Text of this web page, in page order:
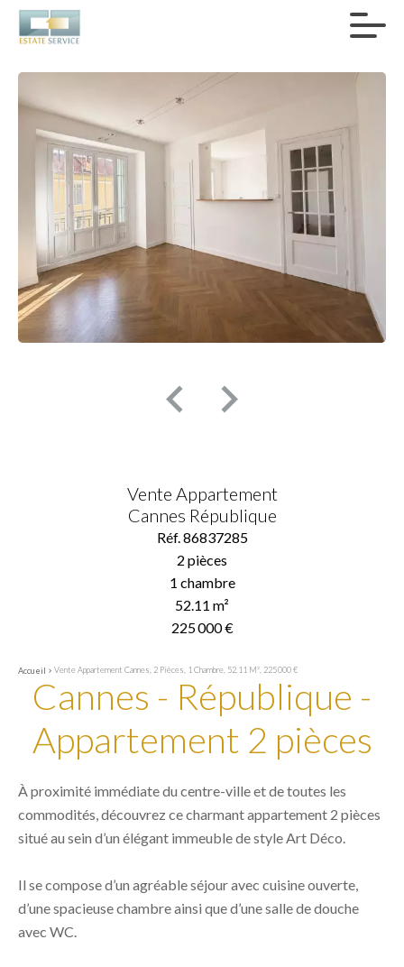
Vente Appartement
Cannes République
Réf. 86837285
2 pièces
1 chambre
52.11 m²
225 000 €
Accueil Vente Appartement Cannes, 2 Pièces, 1 Chambre, 52.11 M², 225 000 €
Cannes - République -
Appartement 2 pièces
À proximité immédiate du centre-ville et de toutes les
commodités, découvrez ce charmant appartement 2 pièces
situé au sein d’un élégant immeuble de style Art Déco.
Il se compose d’un agréable séjour avec cuisine ouverte,
d’une spacieuse chambre ainsi que d’une salle de douche
avec WC.